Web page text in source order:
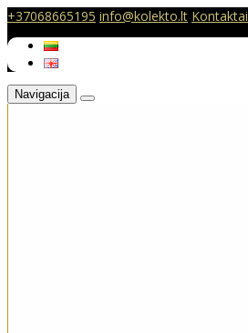
+37068665195 info@kolekto.lt Kontaktai
Navigacija